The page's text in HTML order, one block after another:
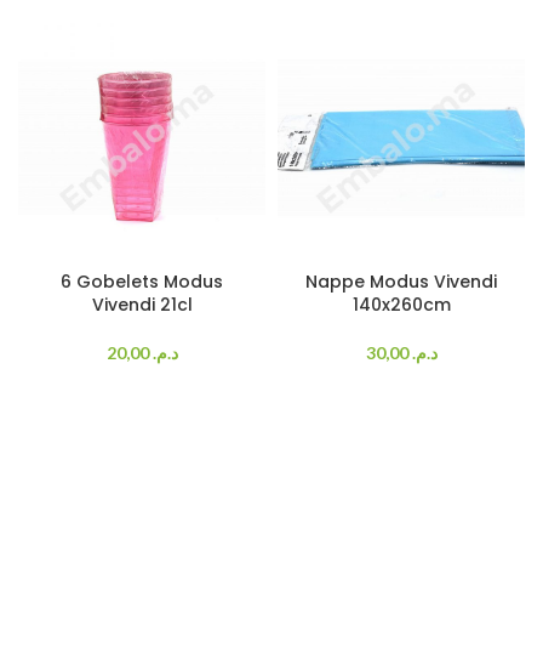
6 Gobelets Modus
Vivendi 21cl
د.م.20,00
Nappe Modus Vivendi
140x260cm
د.م.30,00